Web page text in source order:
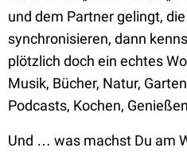
und dem Partner gelingt,
synchronisieren, dann
plötzlich doch ein echtes
Musik, Bücher, Natur,
Podcasts, Kochen,
Und … was machst Du am